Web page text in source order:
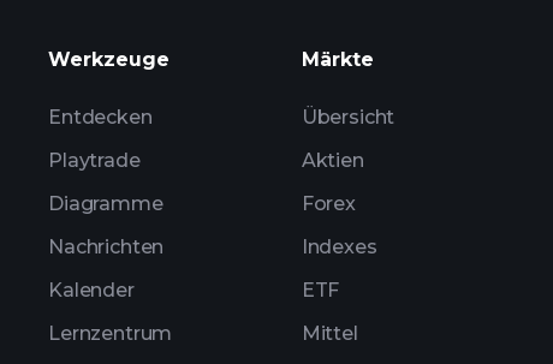
Werkzeuge
Entdecken
Playtrade
Diagramme
Nachrichten
Kalender
Lernzentrum
Märkte
Übersicht
Aktien
Forex
Indexes
ETF
Mittel